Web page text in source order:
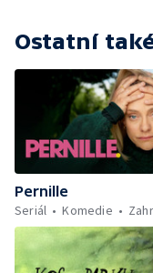
Ostatní
Pernille
Seriál
Komedie